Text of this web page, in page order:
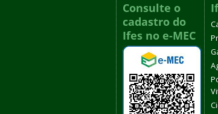
Consulte o
cadastro do
Ifes no e-MEC